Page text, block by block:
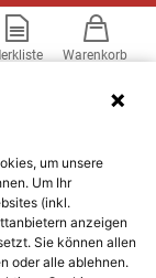
Warenkorb
um unsere
Um Ihr
(inkl.
anzeigen
Sie können allen
oder alle ablehnen.